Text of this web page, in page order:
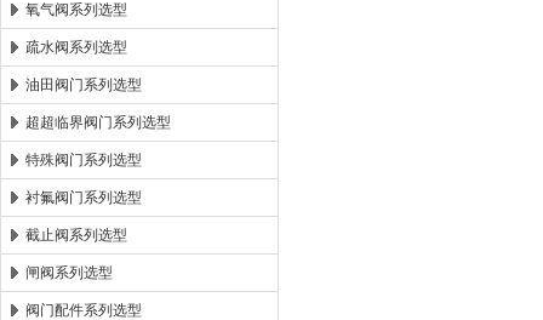
氧气阀系列选型
疏水阀系列选型
油田阀门系列选型
超超临界阀门系列选型
特殊阀门系列选型
衬氟阀门系列选型
截止阀系列选型
闸阀系列选型
阀门配件系列选型